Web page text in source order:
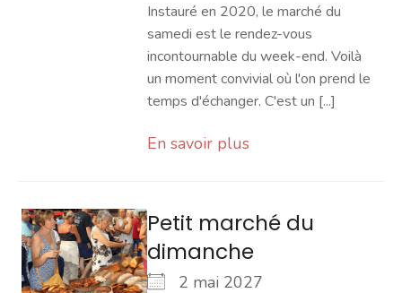
Instauré en 2020, le marché du
samedi est le rendez-vous
incontournable du week-end. Voilà
un moment convivial où l'on prend le
temps d'échanger. C'est un [...]
En savoir plus
Petit marché du
dimanche
2 mai 2027